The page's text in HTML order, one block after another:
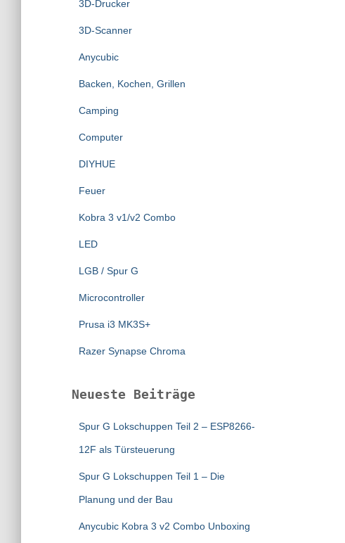
3D-Drucker
3D-Scanner
Anycubic
Backen, Kochen, Grillen
Camping
Computer
DIYHUE
Feuer
Kobra 3 v1/v2 Combo
LED
LGB / Spur G
Microcontroller
Prusa i3 MK3S+
Razer Synapse Chroma
Neueste Beiträge
Spur G Lokschuppen Teil 2 – ESP8266-
12F als Türsteuerung
Spur G Lokschuppen Teil 1 – Die
Planung und der Bau
Anycubic Kobra 3 v2 Combo Unboxing